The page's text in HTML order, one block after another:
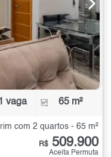
vaga 65 m²
com 2 quartos - 65 m²
R$ 509.900
Aceita Permuta